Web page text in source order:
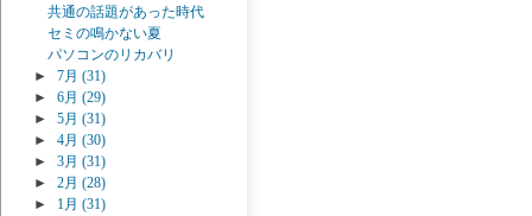
共通の話題があった時代
セミの鳴かない夏
パソコンのリカバリ
►
7月 (31)
►
6月 (29)
►
5月 (31)
►
4月 (30)
►
3月 (31)
►
2月 (28)
►
1月 (31)